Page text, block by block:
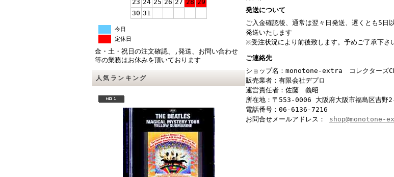
23 24 25 26 27 28 29
30 31
今日
定休日
金・土・祝日の注文確認、,発送、お問い合わせ
等の業務はお休みを頂いております
人気ランキング
発送について
ご入金確認後、通常は翌々日発送、遅くとも5日
発送いたします
※受注状況により前後致します。予めご了承下さ
ご連絡先
ショップ名：monotone-extra コレクターズ
販売業者：有限会社デプロ
運営責任者：佐藤 義昭
所在地：〒553-0006 大阪府大阪市福島区吉野
電話番号：06-6136-7216
お問合せメールアドレス：